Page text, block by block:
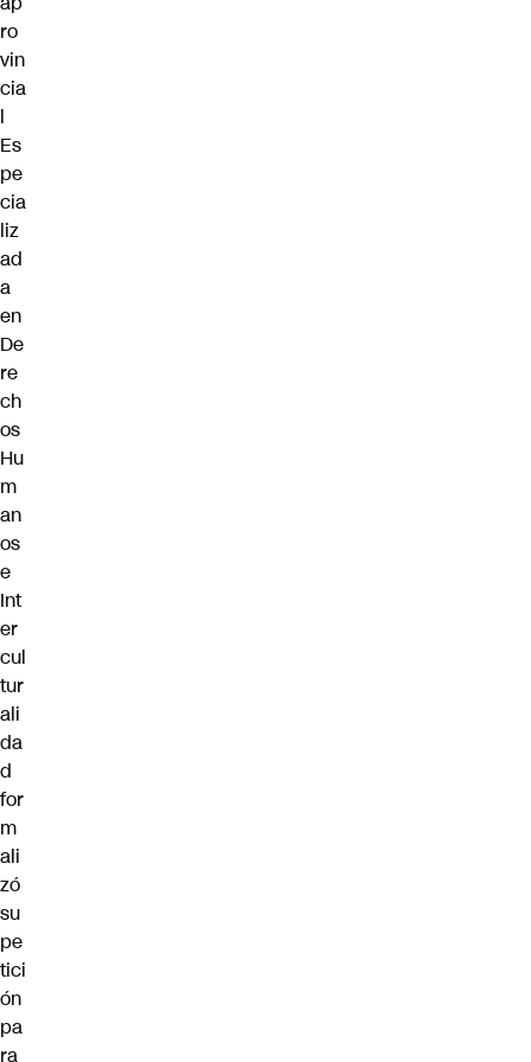
ro
vin
cia
l
Es
pe
cia
liz
ad
a
en
De
re
ch
os
Hu
m
an
os
e
Int
er
cul
tur
ali
da
d
for
m
ali
zó
su
pe
tici
ón
pa
ra